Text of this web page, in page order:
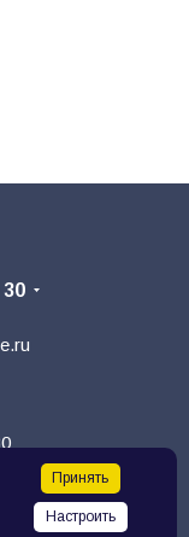
🗨
30
Принять
Настроить